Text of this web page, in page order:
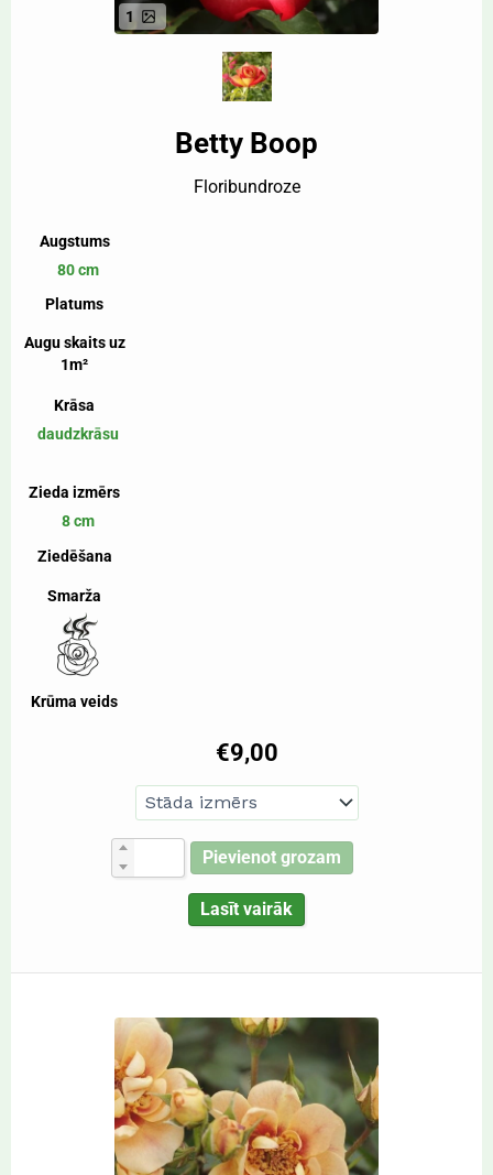
1
Betty Boop
Floribundroze
Augstums
80 cm
Platums
Augu skaits uz
1m²
Krāsa
daudzkrāsu
Zieda izmērs
8 cm
Ziedēšana
Smarža
Krūma veids
€9,00
Pievienot grozam
Lasīt vairāk